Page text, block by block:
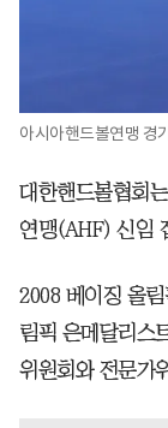
아시아핸드볼연맹 경
대한핸드볼협회
연맹(AHF) 신임
2008 베이징 올
림픽 은메달리스
위원회와 전문가